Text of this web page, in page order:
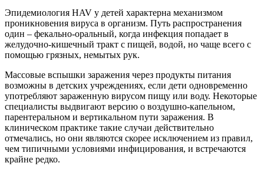
Эпидемиология HAV у детей характерна механизмом
проникновения вируса в организм. Путь распространения
один – фекально-оральный, когда инфекция попадает в
желудочно-кишечный тракт с пищей, водой, но чаще всего с
помощью грязных, немытых рук.
Массовые вспышки заражения через продукты питания
возможны в детских учреждениях, если дети одновременно
употребляют зараженную вирусом пищу или воду. Некоторые
специалисты выдвигают версию о воздушно-капельном,
парентеральном и вертикальном пути заражения. В
клиническом практике такие случаи действительно
отмечались, но они являются скорее исключением из правил,
чем типичными условиями инфицирования, и встречаются
крайне редко.